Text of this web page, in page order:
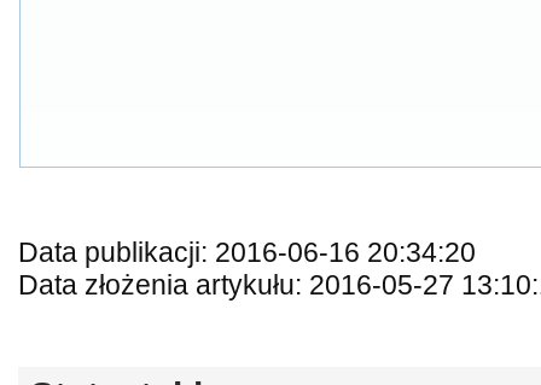
Data publikacji: 2016-06-16 20:34:20
Data złożenia artykułu: 2016-05-27